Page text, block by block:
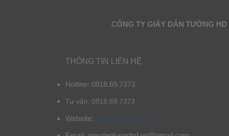
CÔNG TY GIẤY DÁN TƯỜNG HD
THÔNG TIN LIÊN HỆ
Hotline: 0818.69.7373
Tư vấn: 0818.69.7373
Website: giaydantuonghd.vn